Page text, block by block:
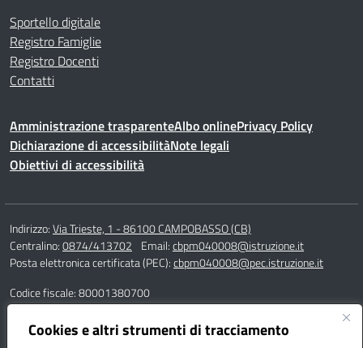
Cookies e altri strumenti di tracciamento
Sportello digitale
Registro Famiglie
Registro Docenti
Contatti
Amministrazione trasparenteAlbo onlinePrivacy Policy
Dichiarazione di accessibilitàNote legali
Obiettivi di accessibilità
Indirizzo:Via Trieste, 1 - 86100 CAMPOBASSO (CB)
Centralino:0874/413702 Email:cbpm040008@istruzione.it
Posta elettronica certificata (PEC):cbpm040008@pec.istruzione.it
Codice fiscale: 80001380700
Codice meccanografico:CBPM040008
Codice Indice delle Pubbliche Amministrazioni (IPA): istsc_cbpm040008